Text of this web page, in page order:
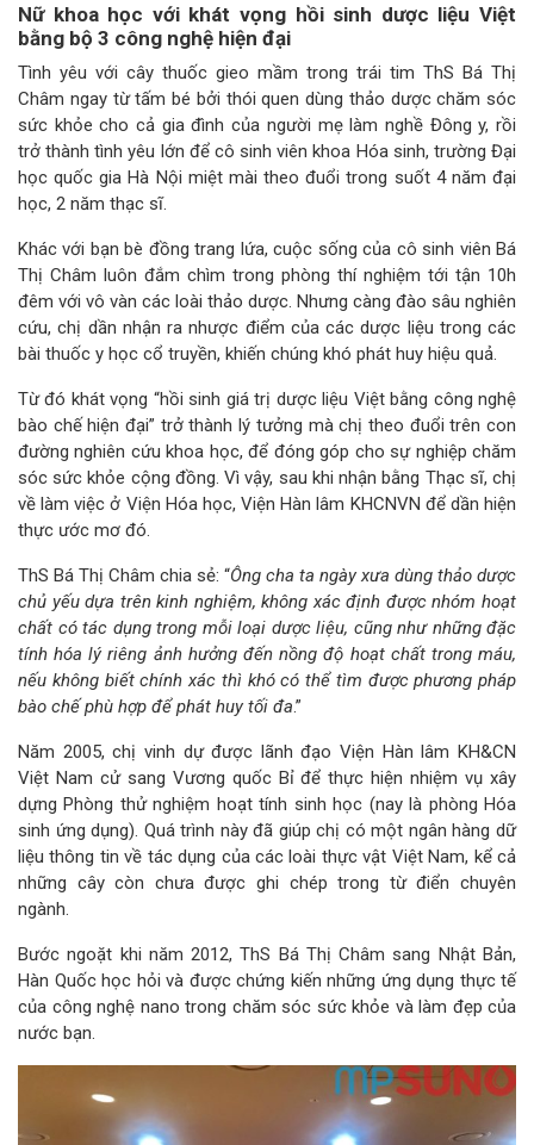
Nữ khoa học với khát vọng hồi sinh dược liệu Việt
bằng bộ 3 công nghệ hiện đại
Tình yêu với cây thuốc gieo mầm trong trái tim ThS Bá Thị
Châm ngay từ tấm bé bởi thói quen dùng thảo dược chăm sóc
sức khỏe cho cả gia đình của người mẹ làm nghề Đông y, rồi
trở thành tình yêu lớn để cô sinh viên khoa Hóa sinh, trường Đại
học quốc gia Hà Nội miệt mài theo đuổi trong suốt 4 năm đại
học, 2 năm thạc sĩ.
Khác với bạn bè đồng trang lứa, cuộc sống của cô sinh viên Bá
Thị Châm luôn đắm chìm trong phòng thí nghiệm tới tận 10h
đêm với vô vàn các loài thảo dược. Nhưng càng đào sâu nghiên
cứu, chị dần nhận ra nhược điểm của các dược liệu trong các
bài thuốc y học cổ truyền, khiến chúng khó phát huy hiệu quả.
Từ đó khát vọng “hồi sinh giá trị dược liệu Việt bằng công nghệ
bào chế hiện đại” trở thành lý tưởng mà chị theo đuổi trên con
đường nghiên cứu khoa học, để đóng góp cho sự nghiệp chăm
sóc sức khỏe cộng đồng. Vì vậy, sau khi nhận bằng Thạc sĩ, chị
về làm việc ở Viện Hóa học, Viện Hàn lâm KHCNVN để dần hiện
thực ước mơ đó.
ThS Bá Thị Châm chia sẻ: “Ông cha ta ngày xưa dùng thảo dược
chủ yếu dựa trên kinh nghiệm, không xác định được nhóm hoạt
chất có tác dụng trong mỗi loại dược liệu, cũng như những đặc
tính hóa lý riêng ảnh hưởng đến nồng độ hoạt chất trong máu,
nếu không biết chính xác thì khó có thể tìm được phương pháp
bào chế phù hợp để phát huy tối đa.”
Năm 2005, chị vinh dự được lãnh đạo Viện Hàn lâm KH&CN
Việt Nam cử sang Vương quốc Bỉ để thực hiện nhiệm vụ xây
dựng Phòng thử nghiệm hoạt tính sinh học (nay là phòng Hóa
sinh ứng dụng). Quá trình này đã giúp chị có một ngân hàng dữ
liệu thông tin về tác dụng của các loài thực vật Việt Nam, kể cả
những cây còn chưa được ghi chép trong từ điển chuyên
ngành.
Bước ngoặt khi năm 2012, ThS Bá Thị Châm sang Nhật Bản,
Hàn Quốc học hỏi và được chứng kiến những ứng dụng thực tế
của công nghệ nano trong chăm sóc sức khỏe và làm đẹp của
nước bạn.